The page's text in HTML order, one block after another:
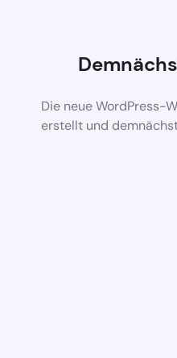
Die neue WordPress-
erstellt und